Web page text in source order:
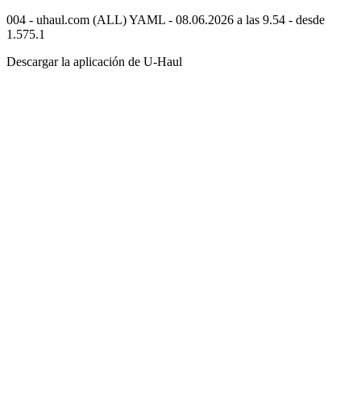
004 - uhaul.com (ALL) YAML - 08.06.2026 a las 9.54 - desde
1.575.1
Descargar la aplicación de U-Haul